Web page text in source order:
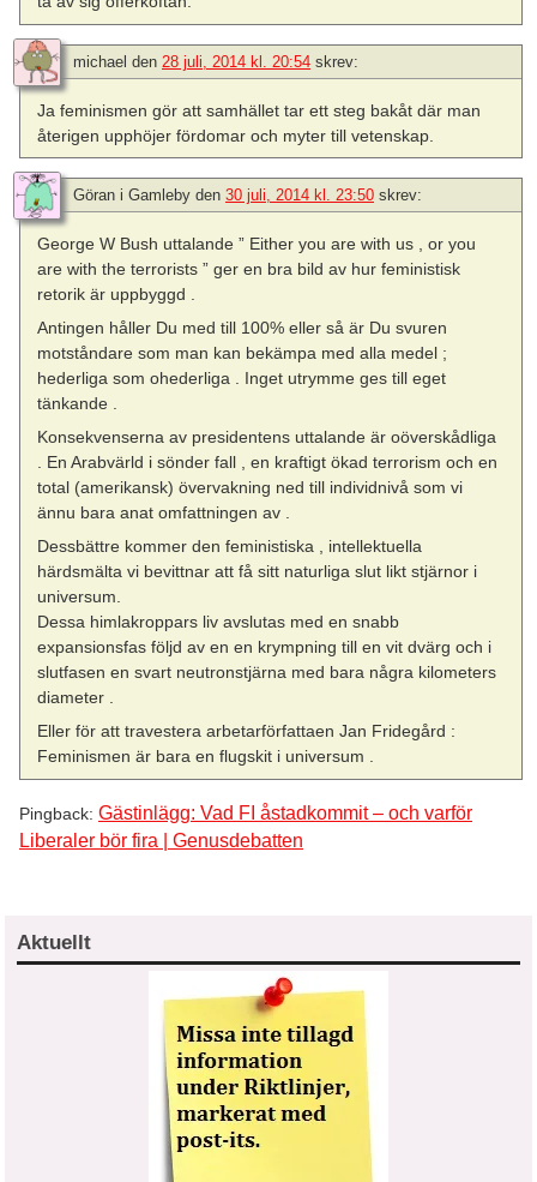
michael den 28 juli, 2014 kl. 20:54 skrev:
Ja feminismen gör att samhället tar ett steg bakåt där man
återigen upphöjer fördomar och myter till vetenskap.
Göran i Gamleby den 30 juli, 2014 kl. 23:50 skrev:
George W Bush uttalande ” Either you are with us , or you
are with the terrorists ” ger en bra bild av hur feministisk
retorik är uppbyggd .
Antingen håller Du med till 100% eller så är Du svuren
motståndare som man kan bekämpa med alla medel ;
hederliga som ohederliga . Inget utrymme ges till eget
tänkande .
Konsekvenserna av presidentens uttalande är oöverskådliga
. En Arabvärld i sönder fall , en kraftigt ökad terrorism och en
total (amerikansk) övervakning ned till individnivå som vi
ännu bara anat omfattningen av .
Dessbättre kommer den feministiska , intellektuella
härdsmälta vi bevittnar att få sitt naturliga slut likt stjärnor i
universum.
Dessa himlakroppars liv avslutas med en snabb
expansionsfas följd av en en krympning till en vit dvärg och i
slutfasen en svart neutronstjärna med bara några kilometers
diameter .
Eller för att travestera arbetarförfattaen Jan Fridegård :
Feminismen är bara en flugskit i universum .
Pingback: Gästinlägg: Vad FI åstadkommit – och varför
Liberaler bör fira | Genusdebatten
Aktuellt